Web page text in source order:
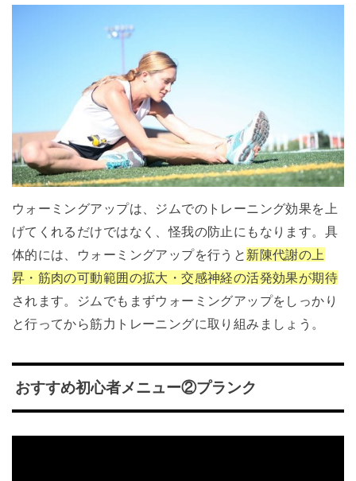
ウォーミングアップは、ジムでのトレーニング効果を上
げてくれるだけではなく、怪我の防止にもなります。具
体的には、ウォーミングアップを行うと 新陳代謝の上
昇・筋肉の可動範囲の拡大・交感神経の活発効果が期待
されます。ジムでもまずウォーミングアップをしっかり
と行ってから筋力トレーニングに取り組みましょう。
おすすめ初心者メニュー②プランク